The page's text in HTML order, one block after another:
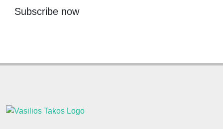
Subscribe now